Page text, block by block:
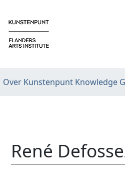
Over Kunstenpunt Knowledge
René